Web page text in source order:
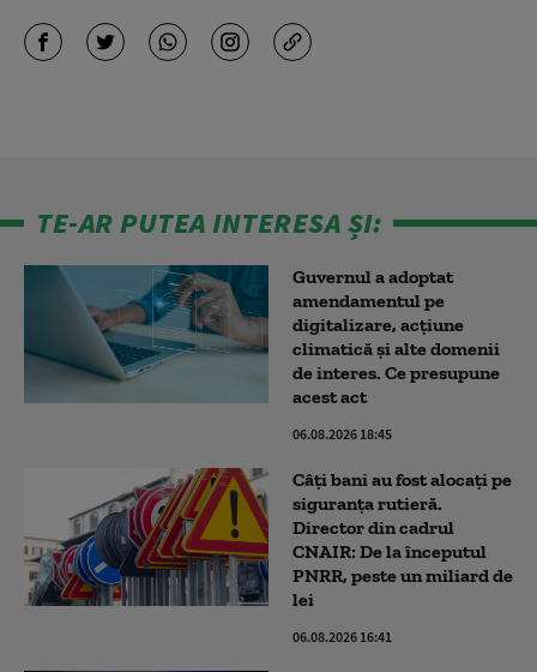
TE-AR PUTEA INTERESA ȘI:
Guvernul a adoptat
amendamentul pe
digitalizare, acțiune
climatică şi alte domenii
de interes. Ce presupune
acest act
06.08.2026 18:45
Câți bani au fost alocați pe
siguranța rutieră.
Director din cadrul
CNAIR: De la începutul
PNRR, peste un miliard de
lei
06.08.2026 16:41